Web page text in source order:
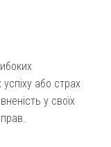
або страх
у своїх